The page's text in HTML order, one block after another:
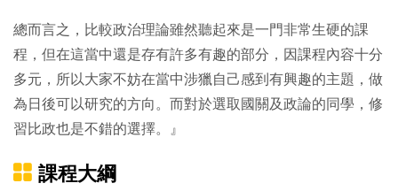
總而言之，比較政治理論雖然聽起來是一門非常生硬的課
程，但在這當中還是存有許多有趣的部分，因課程內容十分
多元，所以大家不妨在當中涉獵自己感到有興趣的主題，做
為日後可以研究的方向。而對於選取國關及政論的同學，修
習比政也是不錯的選擇。』
課程大綱